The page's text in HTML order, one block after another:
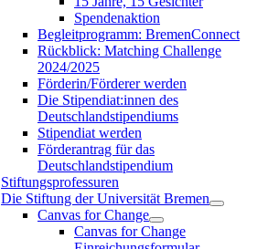
Spendenaktion
Begleitprogramm: BremenConnect
Rückblick: Matching Challenge
2024/2025
Förderin/Förderer werden
Die Stipendiat:innen des
Deutschlandstipendiums
Stipendiat werden
Förderantrag für das
Deutschlandstipendium
Stiftungsprofessuren
Die Stiftung der Universität Bremen
Canvas for Change
Canvas for Change